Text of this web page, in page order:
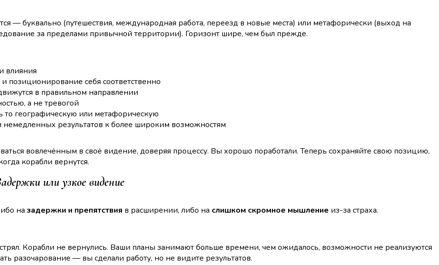
— буквально (путешествия, международная работа, переезд в новые места) или метафорически (выход на
за пределами привычной территории). Горизонт шире, чем был прежде.
влияния
себя соответственно
в правильном направлении
а не тревогой
географическую или метафорическую
результатов к более широким возможностям
вовлечённым в своё видение, доверяя процессу. Вы хорошо поработали. Теперь сохраняйте свою позицию,
корабли вернутся.
или узкое видение
назадержки и препятствия в расширении, либо на слишком скромное мышление из-за страха.
Корабли не вернулись. Ваши планы занимают больше времени, чем ожидалось, возможности не реализуются
разочарование — вы сделали работу, но не видите результатов.